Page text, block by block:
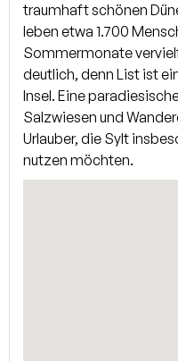
haben Sie eine
in den Garten und
drei ausgestattete
Vermietung und mit
teilweise bis zum Meer.
anliegende Garage mit
Stellplätze auf dem Hof.
Erdgeschoss beinhaltet
ein Wohnzimmer, ein
traumhaft schönen
leben etwa 1.700
Sommermonate
deutlich, denn List ist
Insel. Eine
Salzwiesen und
Urlauber, die Sylt
nutzen möchten.